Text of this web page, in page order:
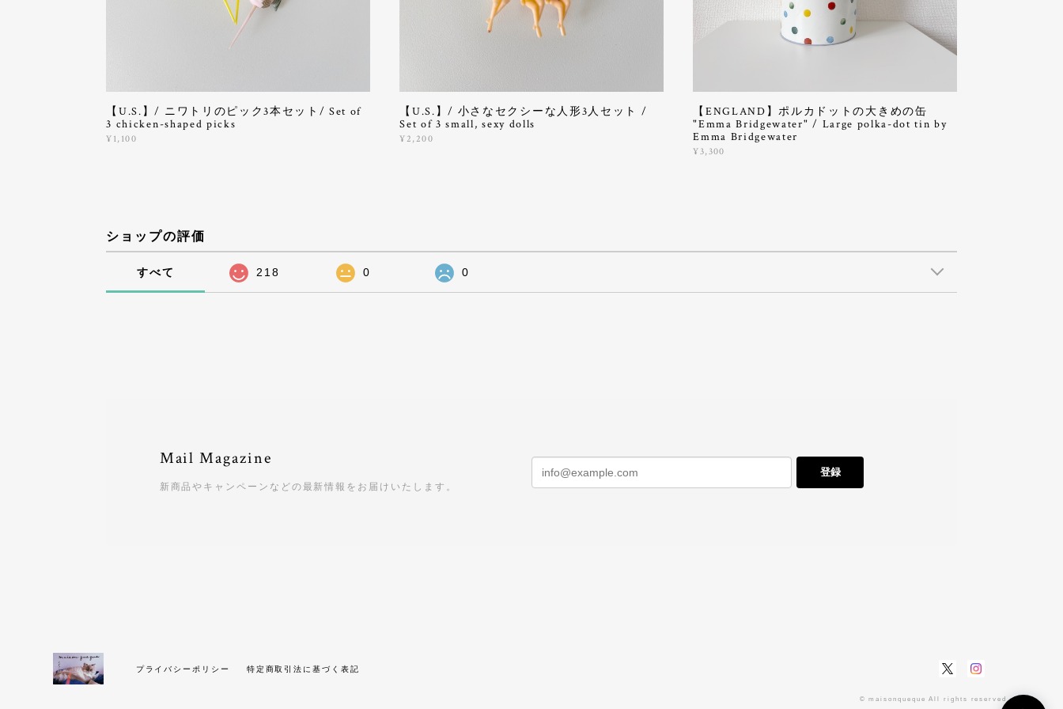
【U.S.】/ ニワトリのピック3本セット/ Set of
3 chicken-shaped picks
¥1,100
【U.S.】/ 小さなセクシーな人形3人セット /
Set of 3 small, sexy dolls
¥2,200
【ENGLAND】ポルカドットの大きめの缶
"Emma Bridgewater" / Large polka-dot tin by
Emma Bridgewater
¥3,300
ショップの評価
すべて 218 0 0
Mail Magazine
新商品やキャンペーンなどの最新情報をお届けいたします。
登録
プライバシーポリシー 特定商取引法に基づく表記
© maisonqueque All rights reserved.